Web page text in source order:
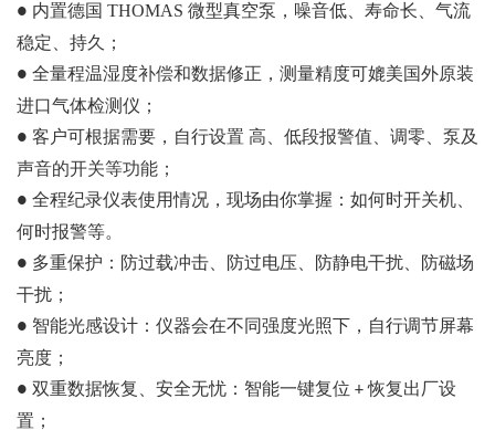
● 内置德国 THOMAS 微型真空泵，噪音低、寿命长、气流
稳定、持久；
● 全量程温湿度补偿和数据修正，测量精度可媲美国外原装
进口气体检测仪；
● 客户可根据需要，自行设置 高、低段报警值、调零、泵及
声音的开关等功能；
● 全程纪录仪表使用情况，现场由你掌握：如何时开关机、
何时报警等。
● 多重保护：防过载冲击、防过电压、防静电干扰、防磁场
干扰；
● 智能光感设计：仪器会在不同强度光照下，自行调节屏幕
亮度；
● 双重数据恢复、安全无忧：智能一键复位 + 恢复出厂设
置；